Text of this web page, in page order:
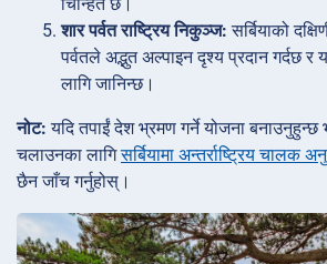
शार पर्वत राष्ट्रिय निकुञ्ज: सर्बियाको
पर्वतले अद्भुत अल्पाइन दृश्य प्रदान गर्दछ र
लागि जानिन्छ।
नोट: यदि तपाईं देश भ्रमण गर्ने योजना बनाउनुहुन्छ
चलाउनका लागिसर्बियामा अन्तर्राष्ट्रिय चालक
छैन जाँच गर्नुहोस्।